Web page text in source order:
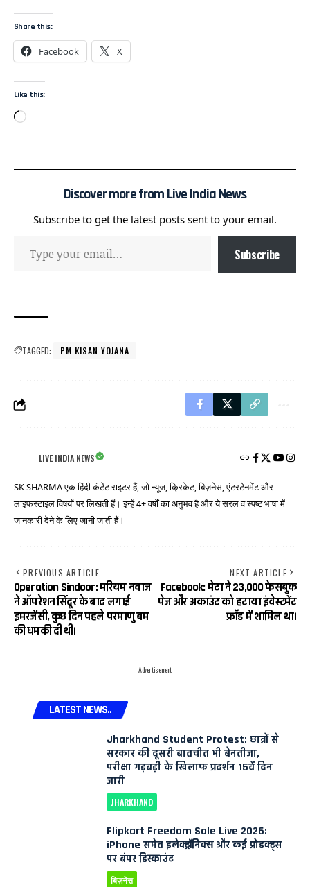
Share this:
Facebook X
Like this:
Discover more from Live India News
Subscribe to get the latest posts sent to your email.
Subscribe
TAGGED: PM KISAN YOJANA
LIVE INDIA NEWS
SK SHARMA एक हिंदी कंटेंट राइटर हैं, जो न्यूज, क्रिकेट, बिज़नेस, एंटरटेनमेंट और
लाइफस्टाइल विषयों पर लिखती हैं। इन्हें 4+ वर्षों का अनुभव है और ये सरल व स्पष्ट भाषा में
जानकारी देने के लिए जानी जाती हैं।
PREVIOUS ARTICLE
Operation Sindoor: मरियम नवाज
ने ऑपरेशन सिंदूर के बाद लगाई
इमरजेंसी, कुछ दिन पहले परमाणु बम
की धमकी दी थी।
NEXT ARTICLE
Facebook: मेटा ने 23,000 फेसबुक
पेज और अकाउंट को हटाया इंवेस्टमेंट
फ्रॉड में शामिल था।
- Advertisement -
LATEST NEWS..
Jharkhand Student Protest: छात्रों से
सरकार की दूसरी बातचीत भी बेनतीजा,
परीक्षा गड़बड़ी के खिलाफ प्रदर्शन 15वें दिन
जारी
JHARKHAND
Flipkart Freedom Sale Live 2026:
iPhone समेत इलेक्ट्रॉनिक्स और कई प्रोडक्ट्स
पर बंपर डिस्काउंट
बिज़नेस